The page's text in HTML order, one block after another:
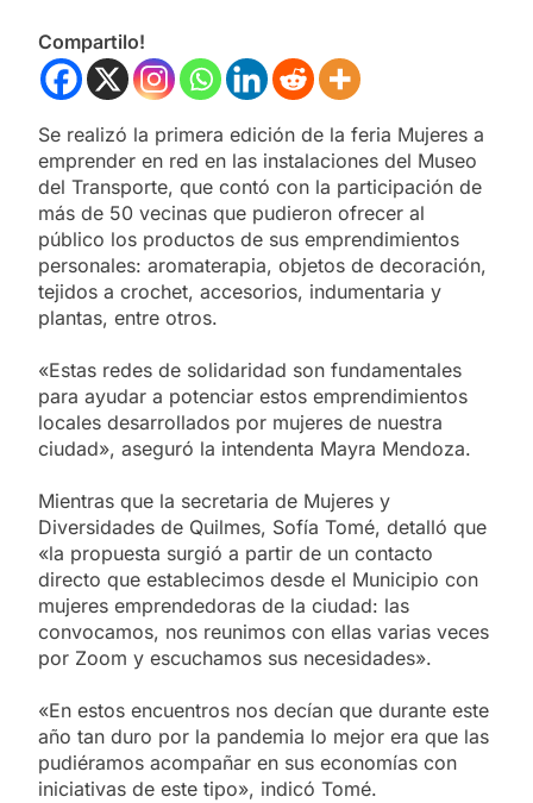
Compartilo!
Se realizó la primera edición de la feria Mujeres a
emprender en red en las instalaciones del Museo
del Transporte, que contó con la participación de
más de 50 vecinas que pudieron ofrecer al
público los productos de sus emprendimientos
personales: aromaterapia, objetos de decoración,
tejidos a crochet, accesorios, indumentaria y
plantas, entre otros.
«Estas redes de solidaridad son fundamentales
para ayudar a potenciar estos emprendimientos
locales desarrollados por mujeres de nuestra
ciudad», aseguró la intendenta Mayra Mendoza.
Mientras que la secretaria de Mujeres y
Diversidades de Quilmes, Sofía Tomé, detalló que
«la propuesta surgió a partir de un contacto
directo que establecimos desde el Municipio con
mujeres emprendedoras de la ciudad: las
convocamos, nos reunimos con ellas varias veces
por Zoom y escuchamos sus necesidades».
«En estos encuentros nos decían que durante este
año tan duro por la pandemia lo mejor era que las
pudiéramos acompañar en sus economías con
iniciativas de este tipo», indicó Tomé.